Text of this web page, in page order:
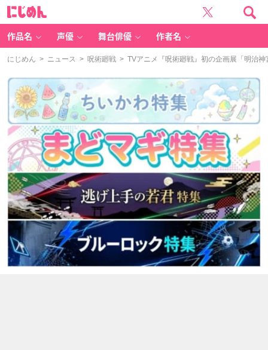
作品名 声優 舞台俳優 作者名
にじめん > ニュース > 呪術廻戦 > TVアニメ『呪術廻戦』初の企画展「明治